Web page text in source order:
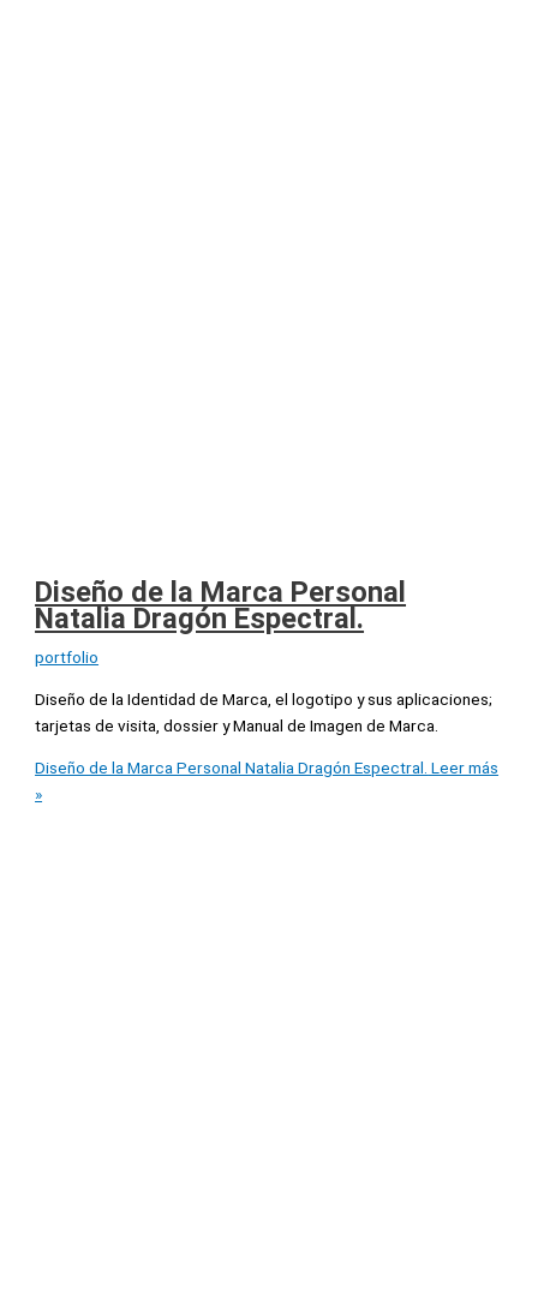
Diseño de la Marca Personal
Natalia Dragón Espectral.
portfolio
Diseño de la Identidad de Marca, el logotipo y sus aplicaciones;
tarjetas de visita, dossier y Manual de Imagen de Marca.
Diseño de la Marca Personal Natalia Dragón Espectral. Leer más
»